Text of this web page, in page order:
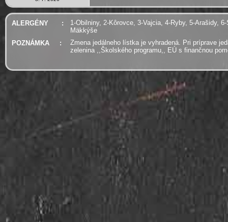
ALERGÉNY :
1-Obilniny, 2-Kôrovce, 3-Vajcia, 4-Ryby, 5-Arašidy,
Mäkkýše
POZNÁMKA
:
Zmena jedálneho lístka je vyhradená. Pri príprave
zelenina ,,Školského programu,, EÚ s finančnou